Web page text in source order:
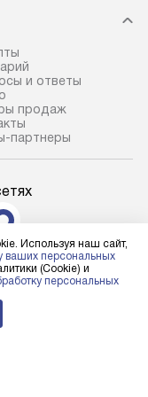
предполагают
установленной
креплений, при
и соединение
Техника
и ответы
продаж
партнеры
Используя наш сайт,
ваших персональных
(Cookie) и
персональных